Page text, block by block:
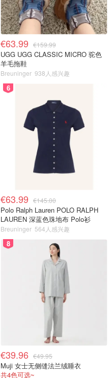
€63.99 €159.99
UGG UGG CLASSIC MICRO 驼色
羊毛拖鞋
Breuninger 938人感兴趣
6
€63.99 €145.00
Polo Ralph Lauren POLO RALPH
LAUREN 深蓝色珠地布 Polo衫
Breuninger 564人感兴趣
8
€39.96 €49.95
Muji 女士无侧缝法兰绒睡衣
共4色可选~